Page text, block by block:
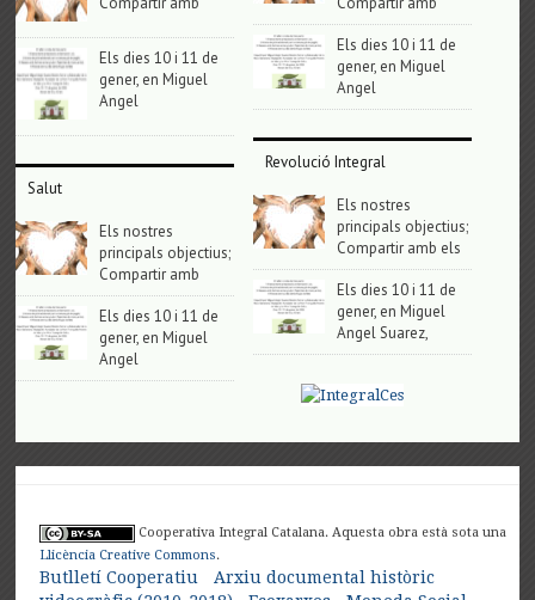
Els dies 10 i 11 de
gener, en Miguel
Angel
Salut
Els nostres
principals objectius;
Compartir amb
Els dies 10 i 11 de
gener, en Miguel
Angel
Els dies 10 i 11 de
gener, en Miguel
Angel
Revolució Integral
Els nostres
principals objectius;
Compartir amb els
Els dies 10 i 11 de
gener, en Miguel
Angel Suarez,
Cooperativa Integral Catalana. Aquesta obra està sota una
Llicència Creative Commons.
Butlletí Cooperatiu
Arxiu documental històric